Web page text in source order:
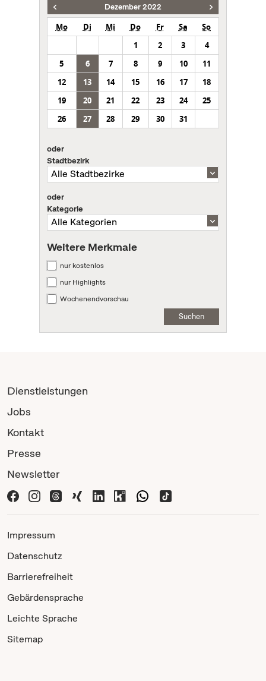
Dezember 2022
Mo Di Mi Do Fr Sa
So
1
2 3
4
5
6 7 8 9 10
11
12
13 14 15 16 17
18
19
20 21 22 23 24
25
26
27 28 29 30 31
oder
Stadtbezirk
oder
Kategorie
Weitere Merkmale
nur kostenlos
nur Highlights
Wochenendvorschau
Suchen
Dienstleistungen
Jobs
Kontakt
Presse
Newsletter
Impressum
Datenschutz
Barrierefreiheit
Gebärdensprache
Leichte Sprache
Sitemap